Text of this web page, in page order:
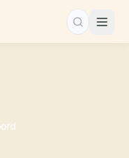
Zoeken…